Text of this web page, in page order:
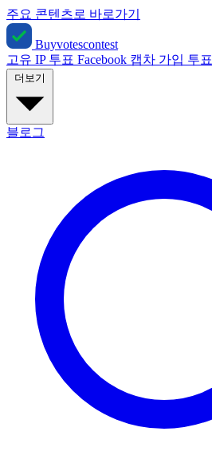
주요 콘텐츠로 바로가기
Buyvotescontest
고유 IP 투표 Facebook 캡차 가입 투표
블로그